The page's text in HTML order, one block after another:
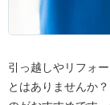
引っ越しやリフォ
とはありませんか